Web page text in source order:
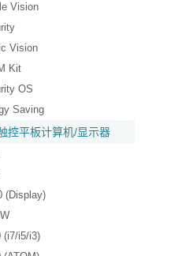
Vision
Vision
Kit
OS
Saving
控平板计算机/显示器
(Display)
(i7/i5/i3)